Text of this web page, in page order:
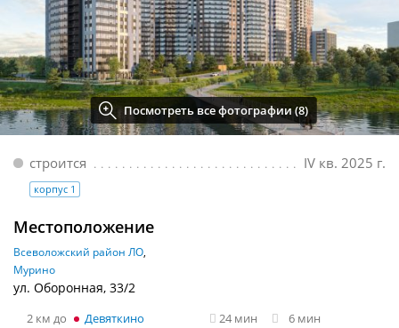
Посмотреть все фотографии (8)
IV кв. 2025 г.
строится
корпус 1
Местоположение
Всеволожский район ЛО
Мурино
ул. Оборонная, 33/2
2 км Девяткино 24 мин
6 мин